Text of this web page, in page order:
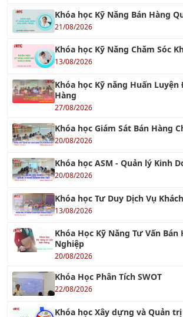
Khóa học Kỹ Năng Chăm Sóc
13/08/2026
Khóa học Kỹ năng Huấn Luyện
Hàng
Khóa học Giám Sát Bán Hàng
20/08/2026
Khóa học ASM - Quản lý Kinh
20/08/2026
Khóa học Tư Duy Dịch Vụ
13/08/2026
Khóa Học Kỹ Năng Tư Vấn Bán
Nghiệp
Khóa Học Phân Tích SWOT
22/08/2026
Khóa học Xây dựng và Quản trị
21/08/2026
Khóa học Quản Trị Dịch Vụ